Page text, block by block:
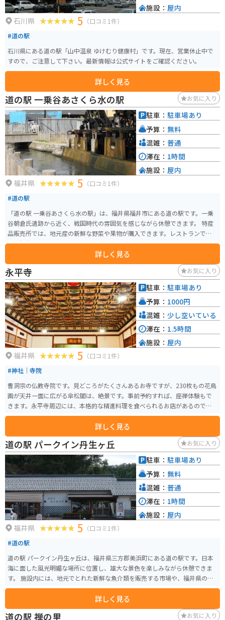
石川県 5 （口コミ1件）
#道の駅
石川県にある道の駅「山中温泉 ゆけむり健康村」です。現在、営業休止中で
すので、ご注意して下さい。最新情報は公式サイトをご確認ください。
詳しく見る
施設： 屋内
道の駅 一乗谷あさくら水の駅 お気に入り
福井県 5 （口コミ1件）
#道の駅
「道の駅 一乗谷あさくら水の駅」は、福井県福井市にある道の駅です。一乗
谷朝倉氏遺跡から近く、戦国時代の雰囲気を感じながら休憩できます。 特産
品販売所では、地元産の新鮮な野菜や果物が購入できます。レストランで
は、福井名物のソースカツ丼や越前そばなどの郷土料理が味わえます。 バイ
クで訪れる場合、広い駐車場があるので安心して停められます。また、道の
駅周辺には、一乗谷朝倉氏遺跡以外にも、丸岡城や東尋坊など、観光スポッ
トがたくさんあります。福井の豊かな自然と歴史を感じながら、ツーリング
を楽しんでみてはいかがでしょうか。
詳しく見る
駐車： 駐車場あり
予算： 無料
混雑： 普通
滞在： 1時間
施設： 屋内
永平寺 お気に入り
福井県 5 （口コミ1件）
#神社｜寺院
曹洞宗の仏教寺院です。見どころがたくさんあるお寺ですが、230枚もの花鳥
画が天井一面に広がる傘松閣は、絶景です。事前予約すれば、座禅体験もで
きます。永平寺周辺には、本格的な精進料理を食べられるお店があるので、
こちらも合わせてオススメです。
詳しく見る
駐車： 駐車場あり
予算： 1000円
混雑： 少し空いている
滞在： 1.5時間
施設： 屋内
道の駅 パークイン丹生ヶ丘 お気に入り
福井県 5 （口コミ1件）
#道の駅
道の駅 パークイン丹生ヶ丘は、福井県三方郡美浜町にある道の駅です。日本
海に面した風光明媚な場所に位置し、雄大な景色を楽しみながら休憩できま
す。 施設内には、地元でとれた新鮮な魚介類を販売する市場や、福井県の名
産品を販売するショップがあります。また、レストランでは、新鮮な魚介類
を使った料理や、福井県ならではのグルメを堪能できます。 バイクで訪れる
場合、道の駅には広々とした駐車場が完備されているので安心です。日本海
詳しく見る
駐車： 駐車場あり
予算： 無料
混雑： 普通
滞在： 1時間
施設： 屋内
道の駅 禅の里 お気に入り